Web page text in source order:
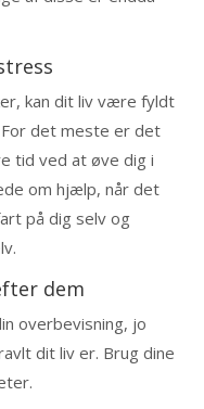
kan dit liv være fyldt
det meste er det
tid ved at øve dig i
om hjælp, når det
på dig selv og
dem
overbevisning, jo
dit liv er. Brug dine